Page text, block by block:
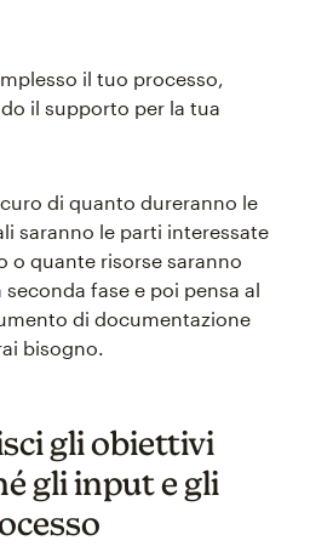
il tuo processo,
il supporto per la tua
di quanto dureranno le
saranno le parti interessate
o quante risorse saranno
seconda fase e poi pensa al
di documentazione
bisogno.
gli obiettivi
gli input e gli